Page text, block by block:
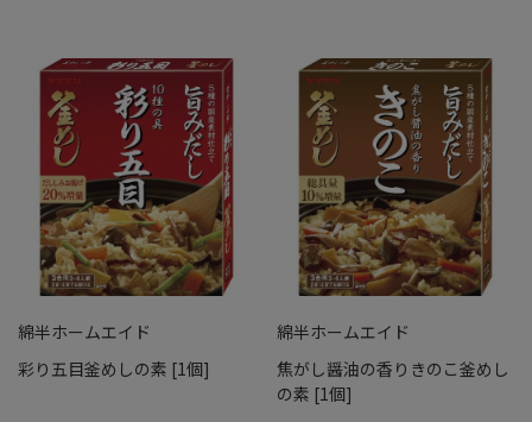
綿半ホームエイド
彩り五目釜めしの素 [1個]
綿半ホームエイド
焦がし醤油の香りきのこ釜めし
の素 [1個]